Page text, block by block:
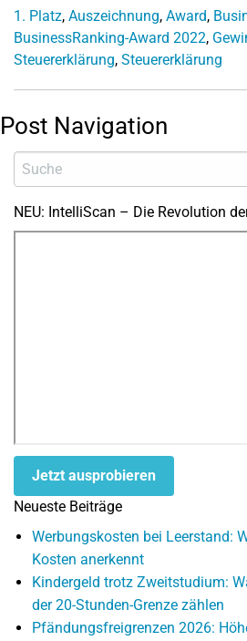
1. Platz, Auszeichnung, Award,
BusinessRanking-Award 2022,
Steuererklärung, Steuererklärung
Post Navigation
NEU: IntelliScan – Die Revolution
Jetzt ausprobieren
Neueste Beiträge
Werbungskosten bei Leerstand:
Kosten anerkennt
Kindergeld trotz Zweitstudium:
der 20-Stunden-Grenze zählen
Pfändungsfreigrenzen 2026: